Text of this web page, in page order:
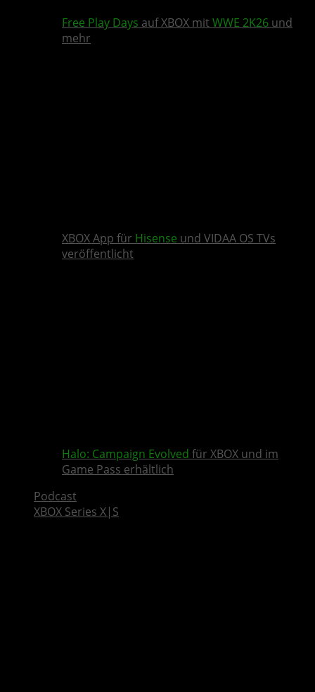
Free Play Days auf XBOX mit WWE 2K26 und
mehr
XBOX App für Hisense und VIDAA OS TVs
veröffentlicht
Halo: Campaign Evolved für XBOX und im
Game Pass erhältlich
Podcast
XBOX Series X|S